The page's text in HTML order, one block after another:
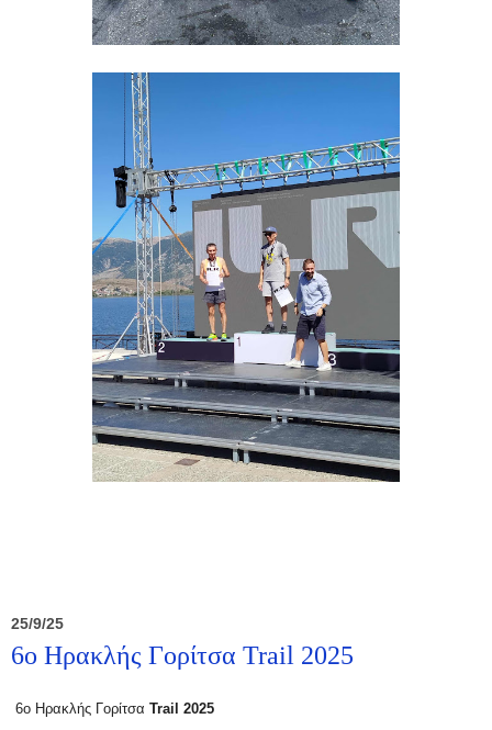
25/9/25
6ο Ηρακλής Γορίτσα Trail 2025
6ο Ηρακλής Γορίτσα Trail 2025